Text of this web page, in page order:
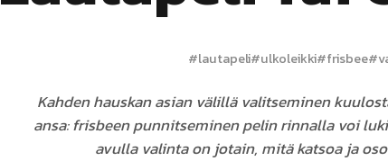
#lautapeli#ulkoleikki#frisbee#
Kahden hauskan asian välillä valitseminen
ansa: frisbeen punnitseminen pelin rinnalla voi
avulla valinta on jotain, mitä katsoa ja